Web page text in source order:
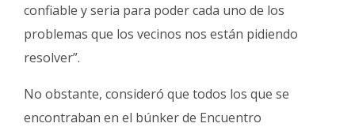
confiable y seria para poder cada uno de los
problemas que los vecinos nos están pidiendo
resolver”.
No obstante, consideró que todos los que se
encontraban en el búnker de Encuentro